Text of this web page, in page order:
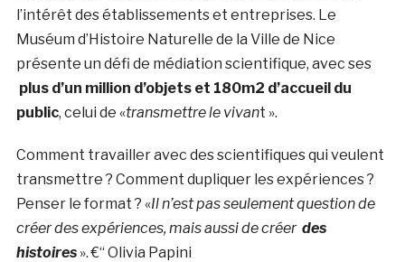
l’intérêt des établissements et entreprises. Le
Muséum d’Histoire Naturelle de la Ville de Nice
présente un défi de médiation scientifique, avec ses
plus d’un million d’objets et 180m2 d’accueil du
public, celui de «transmettre le vivant ».
Comment travailler avec des scientifiques qui veulent
transmettre ? Comment dupliquer les expériences ?
Penser le format ? «Il n’est pas seulement question de
créer des expériences, mais aussi de créer des
histoires». €“ Olivia Papini